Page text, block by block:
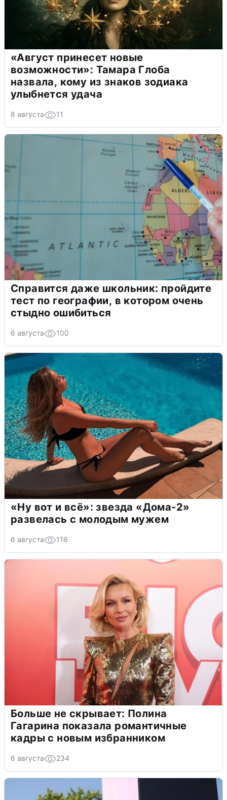
«Август принесет новые
возможности»: Тамара Глоба
назвала, кому из знаков зодиака
улыбнется удача
8 августа 11
Справится даже школьник: пройдите
тест по географии, в котором очень
стыдно ошибиться
6 августа 100
«Ну вот и всё»: звезда «Дома-2»
развелась с молодым мужем
6 августа 116
Больше не скрывает: Полина
Гагарина показала романтичные
кадры с новым избранником
6 августа 234